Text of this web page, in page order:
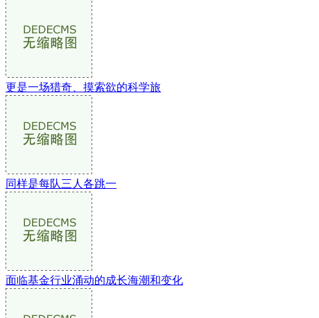
更是一场猎奇、摸索欲的科学旅
同样是每队三人各跳一
面临基金行业涌动的成长海潮和变化